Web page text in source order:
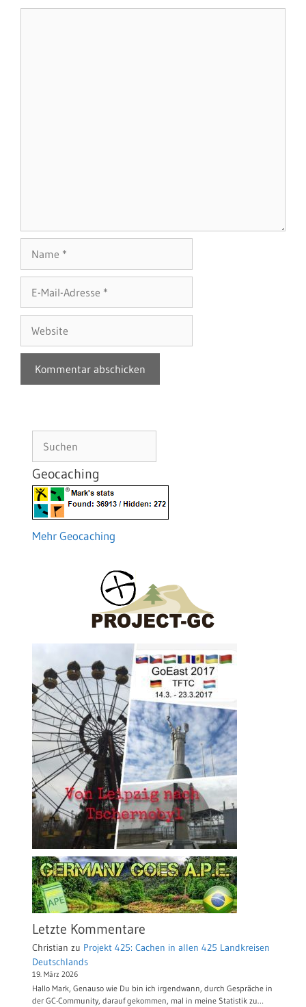
Mail-
Adresse
Geocaching
Mehr Geocaching
Letzte Kommentare
Christian zu Projekt 425: Cachen in allen 425 Landkreisen
Deutschlands
19. März 2026
Hallo Mark, Genauso wie Du bin ich irgendwann, durch Gespräche in
der GC-Community, darauf gekommen, mal in meine Statistik zu…